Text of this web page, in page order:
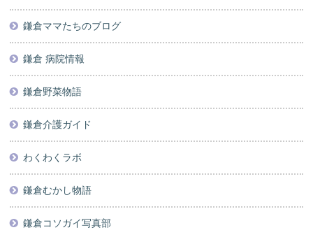
鎌倉ママたちのブログ
鎌倉 病院情報
鎌倉野菜物語
鎌倉介護ガイド
わくわくラボ
鎌倉むかし物語
鎌倉コソガイ写真部